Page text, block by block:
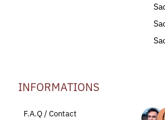
INFORMATIONS
F.A.Q / Contact